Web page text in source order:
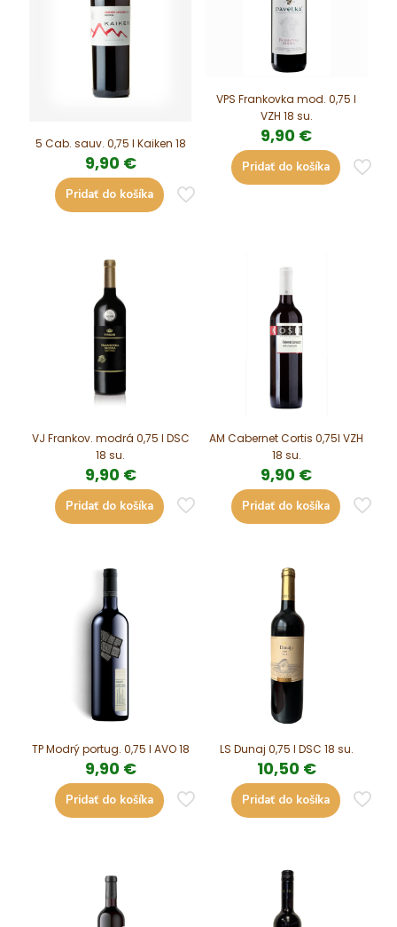
5 Cab. sauv. 0,75 l Kaiken 18
9,90 €
Pridať do košíka
VPS Frankovka mod. 0,75 l
VZH 18 su.
9,90 €
Pridať do košíka
VJ Frankov. modrá 0,75 l DSC
18 su.
9,90 €
Pridať do košíka
AM Cabernet Cortis 0,75l VZH
18 su.
9,90 €
Pridať do košíka
TP Modrý portug. 0,75 l AVO 18
9,90 €
Pridať do košíka
LS Dunaj 0,75 l DSC 18 su.
10,50 €
Pridať do košíka